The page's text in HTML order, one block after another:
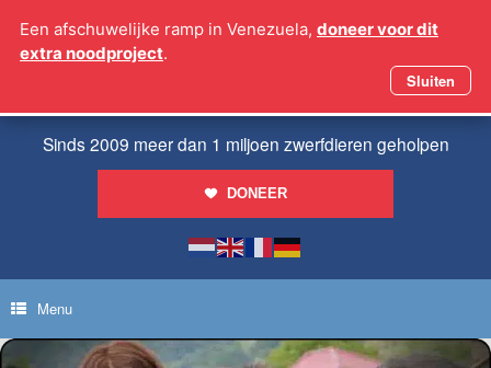
naar
Sinds 2009 meer dan 1 miljoen zwerfdieren geholpen
DONEER
Menu
Een afschuwelijke ramp in Venezuela, doneer voor dit
extra noodproject.
Sluiten